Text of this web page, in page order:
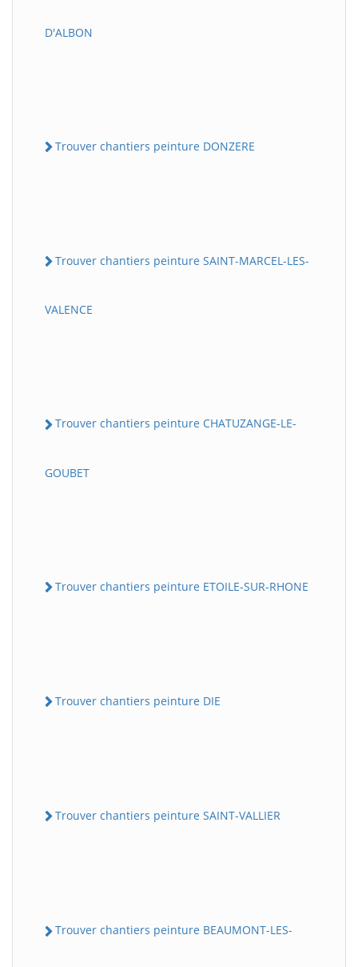
D'ALBON
Trouver chantiers peinture DONZERE
Trouver chantiers peinture SAINT-MARCEL-LES-
VALENCE
Trouver chantiers peinture CHATUZANGE-LE-
GOUBET
Trouver chantiers peinture ETOILE-SUR-RHONE
Trouver chantiers peinture DIE
Trouver chantiers peinture SAINT-VALLIER
Trouver chantiers peinture BEAUMONT-LES-